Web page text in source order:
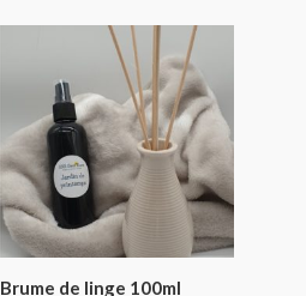
Brume de linge 100ml